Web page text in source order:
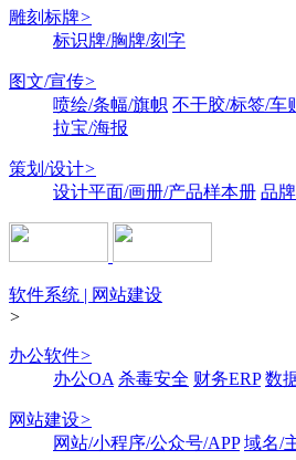
雕刻标牌>
标识牌/胸牌/刻字
图文/宣传>
喷绘/条幅/旗帜 不干胶/标签/车
拉宝/海报
策划/设计>
设计平面/画册/产品样本册 品
软件系统 | 网站建设
>
办公软件>
办公OA 杀毒安全 财务ERP 数
网站建设>
网站/小程序/公众号/APP 域名/